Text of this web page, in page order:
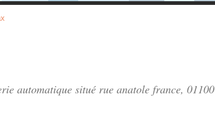
automatique situé rue anatole france, 01100